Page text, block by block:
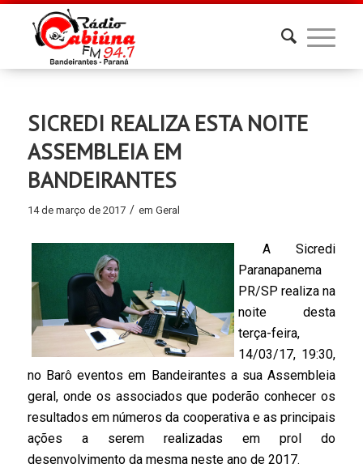
SICREDI REALIZA ESTA NOITE
ASSEMBLEIA EM
BANDEIRANTES
14 de março de 2017 / em Geral
A Sicredi
Paranapanema
PR/SP realiza na
noite desta
terça-feira,
14/03/17, 19:30,
no Barô eventos em Bandeirantes a sua Assembleia
geral, onde os associados que poderão conhecer os
resultados em números da cooperativa e as principais
ações a serem realizadas em prol do
desenvolvimento da mesma neste ano de 2017.